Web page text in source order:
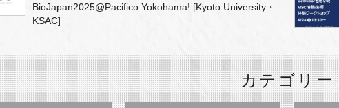
BioJapan2025@Pacifico Yokohama! [Kyoto University・
KSAC]
カテゴリー